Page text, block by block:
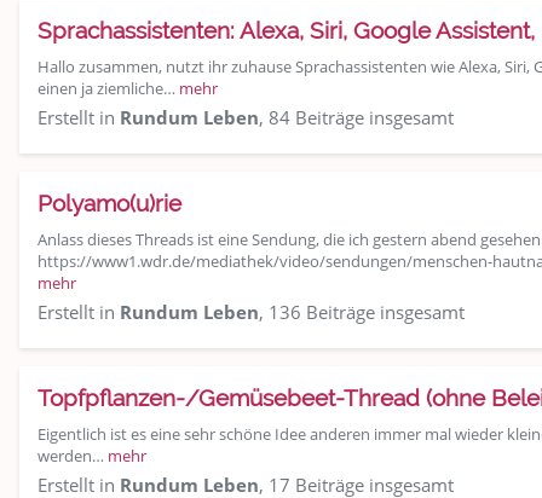
Shopping und Bekleidung
Urlaub und Reisen
Kochen, Backen und Genießen
Anregungen und Support
Spiel, Spaß und Sinnlosigkeit
Archiv
Sprachassistenten: Alexa, Siri, Google
Hallo zusammen, nutzt ihr zuhause Sprachassistenten wie Alexa, Siri,
einen ja ziemliche… mehr
Erstellt in Rundum Leben, 84 Beiträge insgesamt
Polyamo(u)rie
Anlass dieses Threads ist eine Sendung, die ich gestern abend
https://www1.wdr.de/mediathek/video/sendungen/menschen-
mehr
Erstellt in Rundum Leben, 136 Beiträge insgesamt
Topfpflanzen-/Gemüsebeet-Thread (ohne
Eigentlich ist es eine sehr schöne Idee anderen immer mal wieder
werden… mehr
Erstellt in Rundum Leben, 17 Beiträge insgesamt